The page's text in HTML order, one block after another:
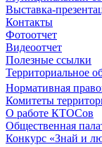
Выставка-
Контакты
Фотоотчет
Видеоотчет
Полезные ссылки
Территориальное
Нормативная
Комитеты
О работе КТОСов
Общественная
Конкурс «Знай и